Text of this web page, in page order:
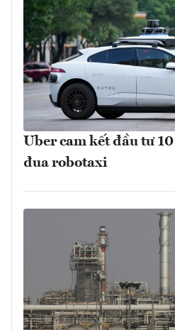
Uber cam kết đầu tư
đua robotaxi